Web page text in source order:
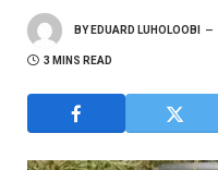
BY EDUARD LUHOLOOBI
3 MINS READ